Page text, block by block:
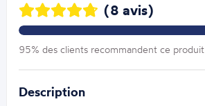
(8 avis)
95% des clients recommandent ce produit.
Description